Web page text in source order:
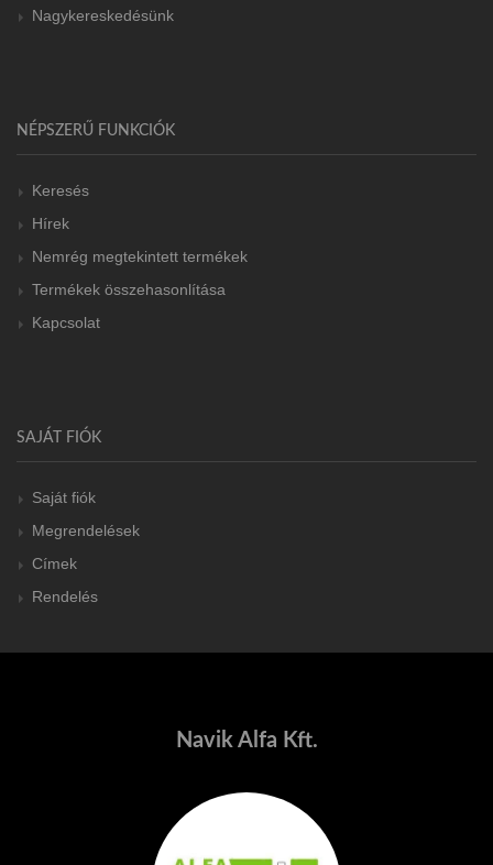
Nagykereskedésünk
NÉPSZERŰ FUNKCIÓK
Keresés
Hírek
Nemrég megtekintett termékek
Termékek összehasonlítása
Kapcsolat
SAJÁT FIÓK
Saját fiók
Megrendelések
Címek
Rendelés
Navik Alfa Kft.